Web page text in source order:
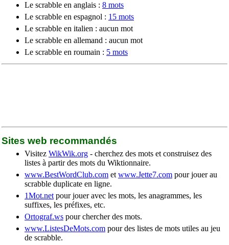
Le scrabble en anglais : 8 mots
Le scrabble en espagnol : 15 mots
Le scrabble en italien : aucun mot
Le scrabble en allemand : aucun mot
Le scrabble en roumain : 5 mots
Sites web recommandés
Visitez WikWik.org - cherchez des mots et construisez des
listes à partir des mots du Wiktionnaire.
www.BestWordClub.com et www.Jette7.com pour jouer au
scrabble duplicate en ligne.
1Mot.net pour jouer avec les mots, les anagrammes, les
suffixes, les préfixes, etc.
Ortograf.ws pour chercher des mots.
www.ListesDeMots.com pour des listes de mots utiles au jeu
de scrabble.